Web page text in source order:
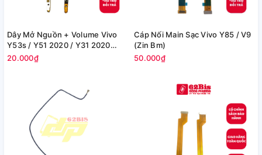
Dây Mở Nguồn + Volume Vivo
Y53s / Y51 2020 / Y31 2020
(Zin)
20.000₫
Cáp Nối Main Sạc Vivo Y85 / V9
(Zin Bm)
50.000₫